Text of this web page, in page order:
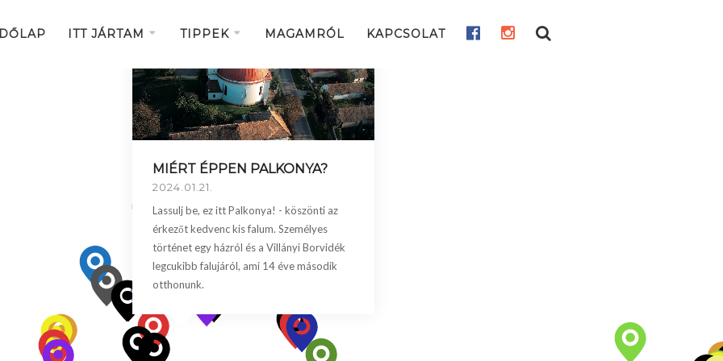
ITT JÁRTAM TIPPEK MAGAMRÓL KAPCSOLAT
MIÉRT ÉPPEN PALKONYA?
2024.01.21.
Lassulj be, ez itt Palkonya! - köszönti az
érkezőt kedvenc kis falum. Személyes
történet egy házról és a Villányi Borvidék
legcukibb falujáról, ami 14 éve második
otthonunk.